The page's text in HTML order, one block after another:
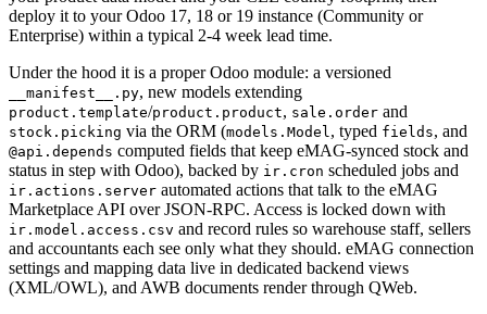
deploy it to your Odoo 17, 18 or 19 instance (Community or
Enterprise) within a typical 2-4 week lead time.
Under the hood it is a proper Odoo module: a versioned
__manifest__.py, new models extending
product.template/product.product, sale.order and
stock.picking via the ORM (models.Model, typed fields, and
@api.depends computed fields that keep eMAG-synced stock and
status in step with Odoo), backed by ir.cron scheduled jobs and
ir.actions.server automated actions that talk to the eMAG
Marketplace API over JSON-RPC. Access is locked down with
ir.model.access.csv and record rules so warehouse staff, sellers
and accountants each see only what they should. eMAG connection
settings and mapping data live in dedicated backend views
(XML/OWL), and AWB documents render through QWeb.